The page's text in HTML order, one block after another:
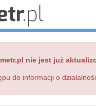
nie jest już
do informacji o